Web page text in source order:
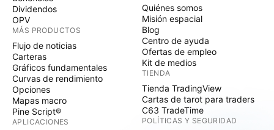
Dividendos
OPV
MÁS PRODUCTOS
Flujo de noticias
Carteras
Gráficos fundamentales
Curvas de rendimiento
Opciones
Mapas macro
Pine Script®
APLICACIONES
Quiénes somos
Misión espacial
Blog
Centro de ayuda
Ofertas de empleo
Kit de medios
TIENDA
Tienda TradingView
Cartas de tarot para traders
C63 TradeTime
POLÍTICAS Y SEGURIDAD